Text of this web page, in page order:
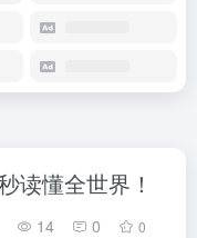
读懂全世界！
14 0 0